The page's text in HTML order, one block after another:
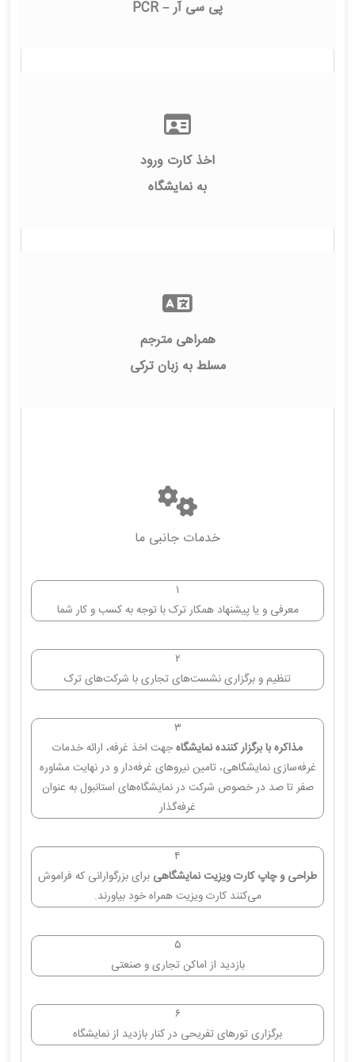
پی سی آر – PCR
اخذ کارت ورود
به نمایشگاه
همراهی مترجم
مسلط به زبان ترکی
خدمات جانبی ما
۱
معرفی و یا پیشنهاد همکار ترک با توجه به کسب و کار شما
۲
تنظیم و برگزاری نشست‌های تجاری با شرکت‌های ترک
۳
مذاکره با برگزار کننده نمایشگاهجهت اخذ غرفه، ارائه خدمات
غرفه‌سازی نمایشگاهی، تامین نیروهای غرفه‌دار و در نهایت مشاوره
صفر تا صد در خصوص شرکت در نمایشگاه‌های استانبول به عنوان
غرفه‌گذار
۴
طراحی و چاپ کارت ویزیت نمایشگاهی برای بزرگوارانی که فراموش
می‌کنند کارت ویزیت همراه خود بیاورند.
۵
بازدید از اماکن تجاری و صنعتی
۶
برگزاری تورهای تفریحی در کنار بازدید از نمایشگاه